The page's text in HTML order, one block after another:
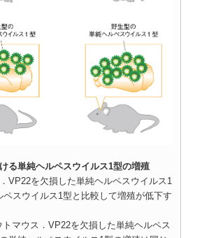
る単純ヘルペスウイルス1型の増殖
VP22を欠損した単純ヘルペスウイルス1
スウイルス1型と比較して増殖が低下す
トマウス．VP22を欠損した単純ヘルペス